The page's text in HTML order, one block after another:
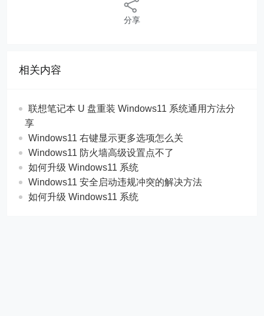
分享
相关内容
联想笔记本 U 盘重装 Windows11 系统通用方法分
享
Windows11 右键显示更多选项怎么关
Windows11 防火墙高级设置点不了
如何升级 Windows11 系统
Windows11 安全启动违规冲突的解决方法
如何升级 Windows11 系统